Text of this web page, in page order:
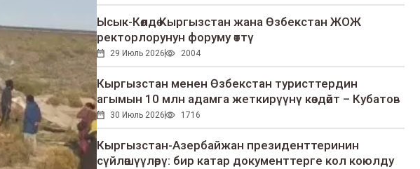
Ысык-Көлдө Кыргызстан жана Өзбекстан ЖОЖ
ректорлорунун форуму өттү
29 Июль 2026 2004
Кыргызстан менен Өзбекстан туристтердин
агымын 10 млн адамга жеткирүүнү көздөйт – Кубатов
30 Июль 2026 1716
Кыргызстан-Азербайжан президенттеринин
сүйлөшүүлөрү: бир катар документтерге кол коюлду